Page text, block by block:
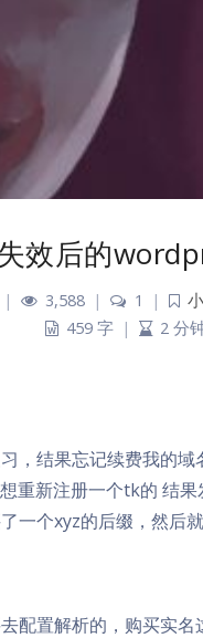
效后的
| 3,588 | 1 |
459 字 | 2 分
，结果忘记续费我的
重新注册一个tk的 结
一个xyz的后缀，然后就
配置解析的，购买实名